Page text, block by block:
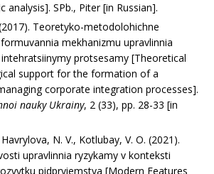
analysis]. SPb., Piter [in Russian].
Teoretyko-metodolohichne
mekhanizmu upravlinnia
protsesamy [Theoretical
support for the formation of a
corporate integration processes].
nauky Ukrainy, 2 (33), рр. 28-33 [in
N. V., Kotlubay, V. O. (2021).
upravlinnia ryzykamy v konteksti
pidpryiemstva [Modern Features